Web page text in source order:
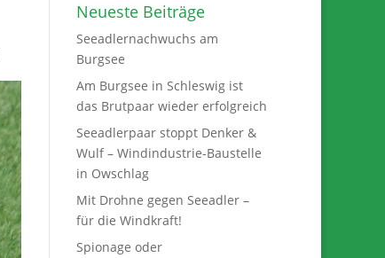
Neueste Beiträge
Seeadlernachwuchs am
Burgsee
Am Burgsee in Schleswig ist
das Brutpaar wieder erfolgreich
Seeadlerpaar stoppt Denker &
Wulf – Windindustrie-Baustelle
in Owschlag
Mit Drohne gegen Seeadler –
für die Windkraft!
Spionage oder